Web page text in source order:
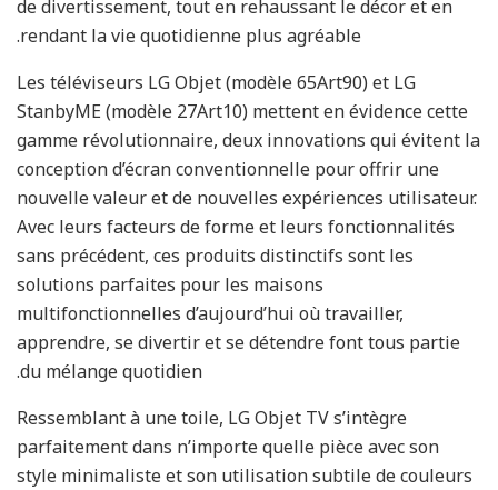
de divertissement, tout en rehaussant le décor et en
rendant la vie quotidienne plus agréable.
Les téléviseurs LG Objet (modèle 65Art90) et LG
StanbyME (modèle 27Art10) mettent en évidence cette
gamme révolutionnaire, deux innovations qui évitent la
conception d’écran conventionnelle pour offrir une
nouvelle valeur et de nouvelles expériences utilisateur.
Avec leurs facteurs de forme et leurs fonctionnalités
sans précédent, ces produits distinctifs sont les
solutions parfaites pour les maisons
multifonctionnelles d’aujourd’hui où travailler,
apprendre, se divertir et se détendre font tous partie
du mélange quotidien.
Ressemblant à une toile, LG Objet TV s’intègre
parfaitement dans n’importe quelle pièce avec son
style minimaliste et son utilisation subtile de couleurs